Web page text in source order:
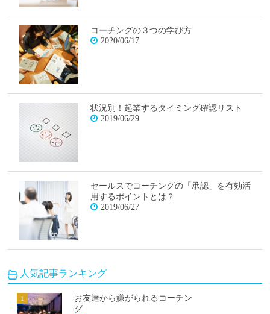
コーチングの３つの学び方
2020/06/17
状況別！起業するタイミング確認リスト
2019/06/29
セールスでコーチングの「承認」を有効活
用するポイントとは？
2019/06/27
人気記事ランキング
お友達から嫌がられるコーチン
グ